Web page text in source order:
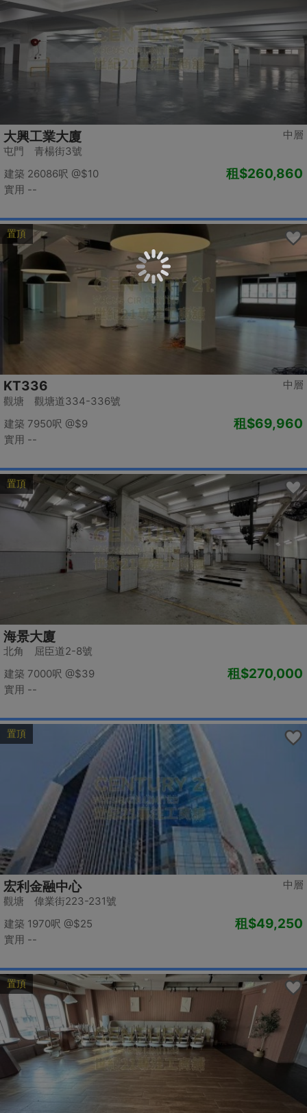
中層
大興工業大廈
屯門 青楊街3號
建築 26086呎 @$10
實用 --
租$260,860
置頂
中層
KT336
觀塘 觀塘道334-336號
建築 7950呎 @$9
實用 --
租$69,960
置頂
海景大廈
北角 屈臣道2-8號
建築 7000呎 @$39
實用 --
租$270,000
置頂
中層
宏利金融中心
觀塘 偉業街223-231號
建築 1970呎 @$25
實用 --
租$49,250
置頂